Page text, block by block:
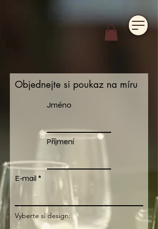
Objednejte si poukaz na míru
Jméno
Příjmení
E‑mail
Vyberte si design: